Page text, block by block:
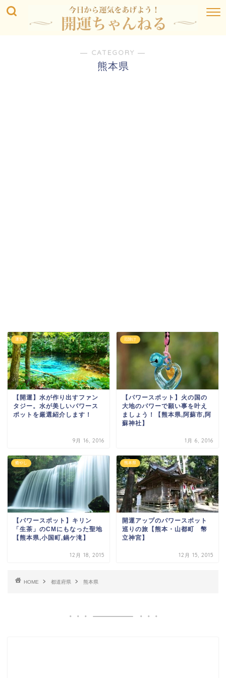
― CATEGORY ―
熊本県
運気
【開運】水が作り出すファン
タジー。水が美しいパワース
ポットを厳選紹介します！
9月 16, 2016
厄除け
【パワースポット】火の国の
大地のパワーで願い事を叶え
ましょう！【熊本県,阿蘇市,阿
蘇神社】
1月 6, 2016
癒やし
【パワースポット】キリン
「生茶」のCMにもなった聖地
【熊本県,小国町,鍋ケ滝】
12月 18, 2015
熊本県
開運アップのパワースポット
巡りの旅【熊本・山都町 幣
立神宮】
12月 15, 2015
HOME 都道府県 熊本県